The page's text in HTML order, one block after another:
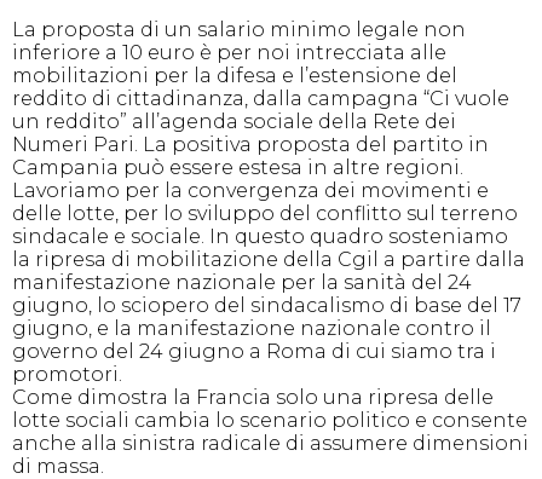
La proposta di un salario minimo legale non
inferiore a 10 euro è per noi intrecciata alle
mobilitazioni per la difesa e l’estensione del
reddito di cittadinanza, dalla campagna “Ci vuole
un reddito” all’agenda sociale della Rete dei
Numeri Pari. La positiva proposta del partito in
Campania può essere estesa in altre regioni.
Lavoriamo per la convergenza dei movimenti e
delle lotte, per lo sviluppo del conflitto sul terreno
sindacale e sociale. In questo quadro sosteniamo
la ripresa di mobilitazione della Cgil a partire dalla
manifestazione nazionale per la sanità del 24
giugno, lo sciopero del sindacalismo di base del 17
giugno, e la manifestazione nazionale contro il
governo del 24 giugno a Roma di cui siamo tra i
promotori.
Come dimostra la Francia solo una ripresa delle
lotte sociali cambia lo scenario politico e consente
anche alla sinistra radicale di assumere dimensioni
di massa.